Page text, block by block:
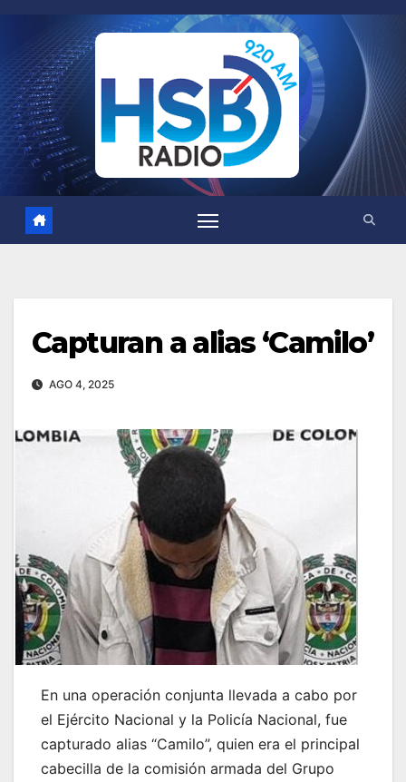
contenido
Capturan a alias ‘Camilo’
AGO 4, 2025
En una operación conjunta llevada a cabo por
el Ejército Nacional y la Policía Nacional, fue
capturado alias “Camilo”, quien era el principal
cabecilla de la comisión armada del Grupo